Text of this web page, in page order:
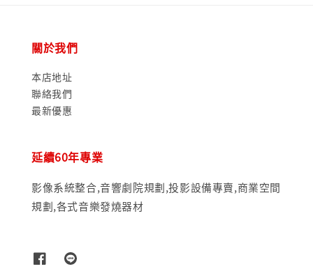
關於我們
本店地址
聯絡我們
最新優惠
延續60年專業
影像系統整合,音響劇院規劃,投影設備專賣,商業空間
規劃,各式音樂發燒器材